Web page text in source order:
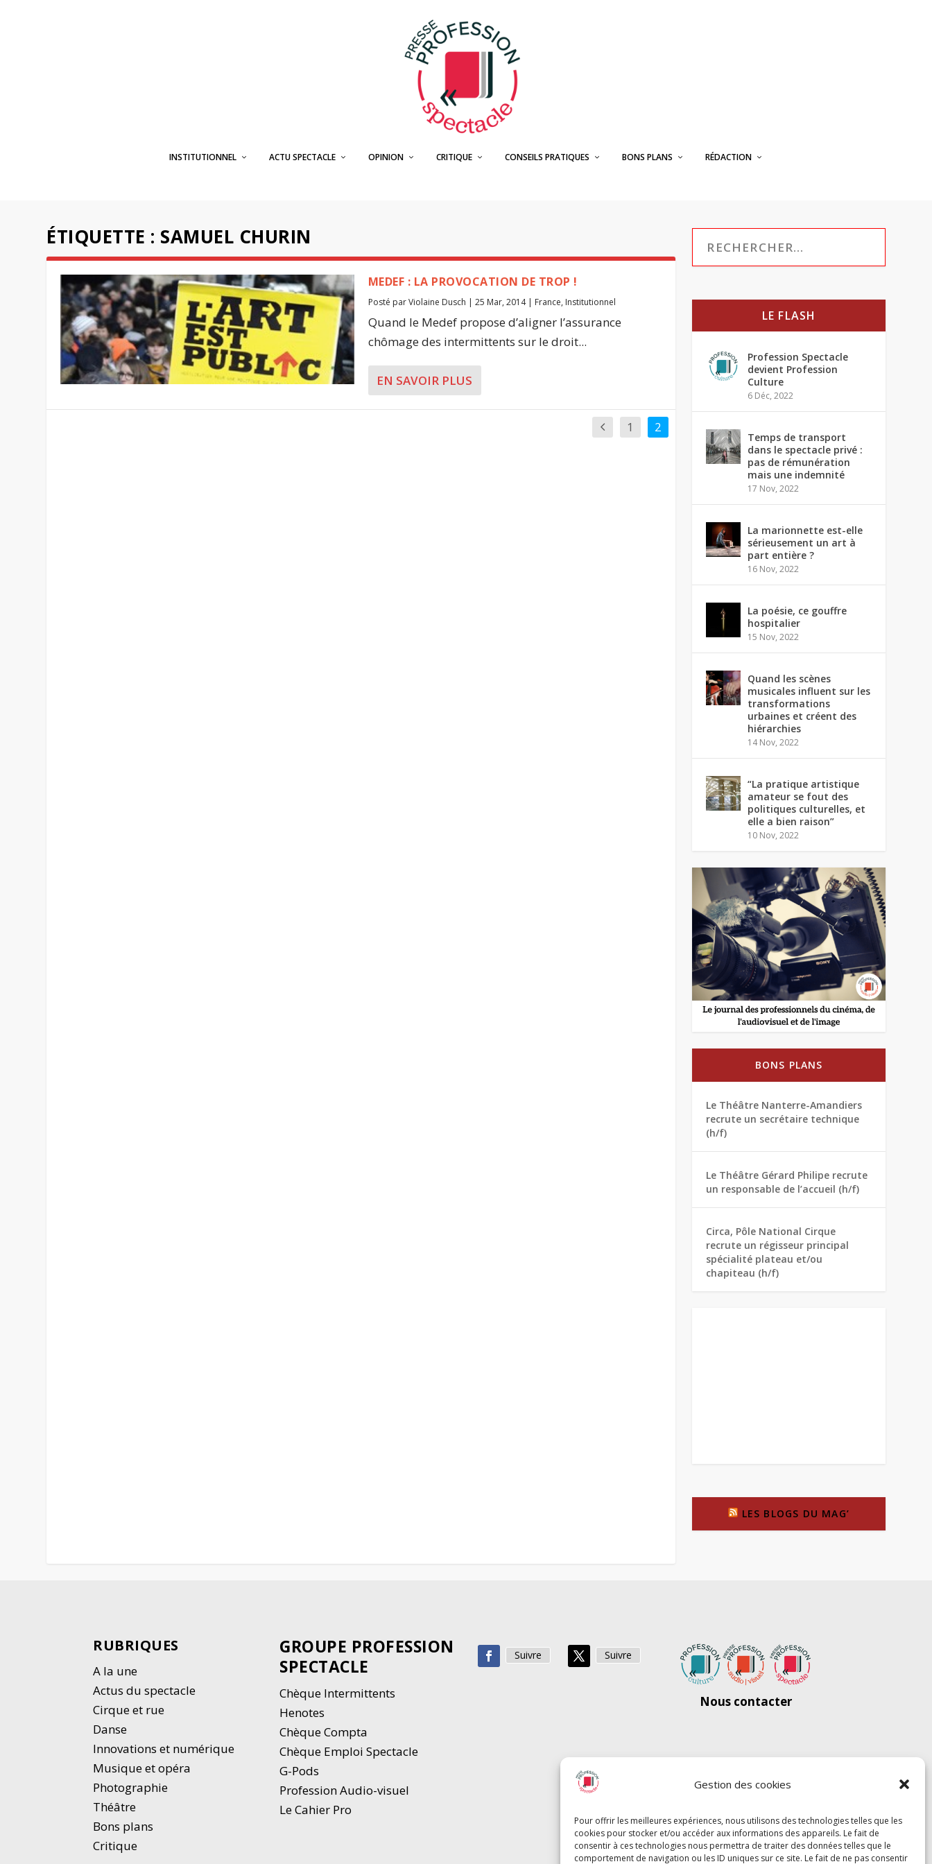
Gestion des cookies
Pour offrir les meilleures expériences, nous utilisons des technologies telles que les
cookies pour stocker et/ou accéder aux informations des appareils. Le fait de
consentir à ces technologies nous permettra de traiter des données telles que le
comportement de navigation ou les ID uniques sur ce site. Le fait de ne pas consentir
INSTITUTIONNEL ACTU SPECTACLE OPINION CRITIQUE CONSEILS PRATIQUES BONS PLANS RÉDACTION
ÉTIQUETTE : SAMUEL CHURIN
MEDEF : LA PROVOCATION DE TROP !
Posté parViolaine Dusch | 25 Mar, 2014| France, Institutionnel
Quand le Medef propose d’aligner l’assurance
chômage des intermittents sur le droit...
EN SAVOIR PLUS
1 2
LE FLASH
Profession Spectacle
devient Profession
Culture
6 Déc, 2022
Temps de transport
dans le spectacle privé :
pas de rémunération
mais une indemnité
17 Nov, 2022
La marionnette est-elle
sérieusement un art à
part entière ?
16 Nov, 2022
La poésie, ce gouffre
hospitalier
15 Nov, 2022
Quand les scènes
musicales influent sur les
transformations
urbaines et créent des
hiérarchies
14 Nov, 2022
“La pratique artistique
amateur se fout des
politiques culturelles, et
elle a bien raison”
10 Nov, 2022
BONS PLANS
Le Théâtre Nanterre-Amandiers
recrute un secrétaire technique
(h/f)
Le Théâtre Gérard Philipe recrute
un responsable de l’accueil (h/f)
Circa, Pôle National Cirque
recrute un régisseur principal
spécialité plateau et/ou
chapiteau (h/f)
LES BLOGS DU MAG’
RUBRIQUES
A la une
Actus du spectacle
Cirque et rue
Danse
Innovations et numérique
Musique et opéra
Photographie
Théâtre
Bons plans
Critique
GROUPE PROFESSION
SPECTACLE
Chèque Intermittents
Henotes
Chèque Compta
Chèque Emploi Spectacle
G-Pods
Profession Audio-visuel
Le Cahier Pro
Suivre Suivre
Nous contacter